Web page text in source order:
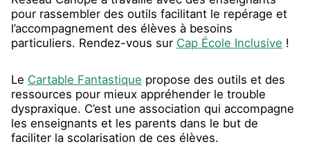
pour rassembler des outils facilitant le repérage et
l’accompagnement des élèves à besoins
particuliers. Rendez-vous sur Cap École Inclusive !
Le Cartable Fantastique propose des outils et des
ressources pour mieux appréhender le trouble
dyspraxique. C’est une association qui accompagne
les enseignants et les parents dans le but de
faciliter la scolarisation de ces élèves.